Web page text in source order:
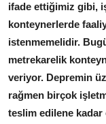
ifade ettiğimiz gibi,
konteynerlerde
istenmemelidir.
metrekarelik
veriyor. Depremin
rağmen birçok
teslim edilene kadar